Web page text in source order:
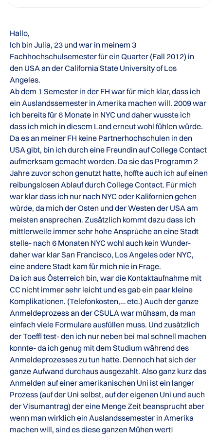
Hallo,
Ich bin Julia, 23 und war in meinem 3
Fachhochschulsemester für ein Quarter (Fall 2012) in
den USA an der California State University of Los
Angeles.
Ab dem 1 Semester in der FH war für mich klar, dass ich
ein Auslandssemester in Amerika machen will. 2009 war
ich bereits für 6 Monate in NYC und daher wusste ich
dass ich mich in diesem Land erneut wohl fühlen würde.
Da es an meiner FH keine Partnerhochschulen in den
USA gibt, bin ich durch eine Freundin auf College Contact
aufmerksam gemacht worden. Da sie das Programm 2
Jahre zuvor schon genutzt hatte, hoffte auch ich auf einen
reibungslosen Ablauf durch College Contact. Für mich
war klar dass ich nur nach NYC oder Kalifornien gehen
würde, da mich der Osten und der Westen der USA am
meisten ansprechen. Zusätzlich kommt dazu dass ich
mittlerweile immer sehr hohe Ansprüche an eine Stadt
stelle- nach 6 Monaten NYC wohl auch kein Wunder-
daher war klar San Francisco, Los Angeles oder NYC,
eine andere Stadt kam für mich nie in Frage.
Da ich aus Österreich bin, war die Kontaktaufnahme mit
CC nicht immer sehr leicht und es gab ein paar kleine
Komplikationen. (Telefonkosten,… etc.) Auch der ganze
Anmeldeprozess an der CSULA war mühsam, da man
einfach viele Formulare ausfüllen muss. Und zusätzlich
der Toeffl test- den ich nur neben bei mal schnell machen
konnte- da ich genug mit dem Studium während des
Anmeldeprozesses zu tun hatte. Dennoch hat sich der
ganze Aufwand durchaus ausgezahlt. Also ganz kurz das
Anmelden auf einer amerikanischen Uni ist ein langer
Prozess (auf der Uni selbst, auf der eigenen Uni und auch
der Visumantrag) der eine Menge Zeit beansprucht aber
wenn man wirklich ein Auslandssemester in Amerika
machen will, sind es diese ganzen Mühen wert!